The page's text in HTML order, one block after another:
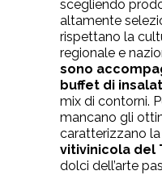
scegliendo
altamente
rispettano la
regionale e
sono
buffet di
mix di contorni.
mancano gli
caratterizzano la
vitivinicola del
dolci dell’arte